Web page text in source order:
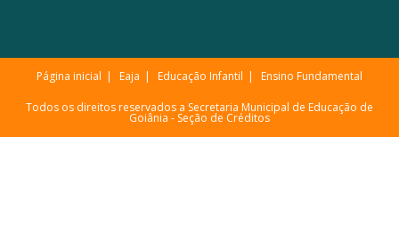
Página inicial Eaja Educação Infantil Ensino Fundamental
Todos os direitos reservados a Secretaria Municipal de Educação de
Goiânia - Seção de Créditos